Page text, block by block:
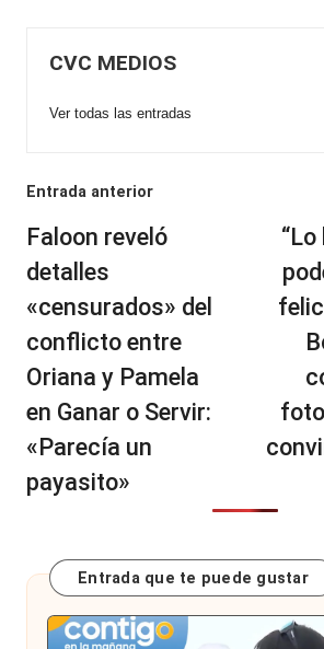
CVC MEDIOS
Ver todas las entradas
Navegación
de
entradas
Entrada anterior
Faloon reveló
detalles
«censurados» del
conflicto entre
Oriana y Pamela
en Ganar o Servir:
«Parecía un
payasito»
Entrada que te puede gustar